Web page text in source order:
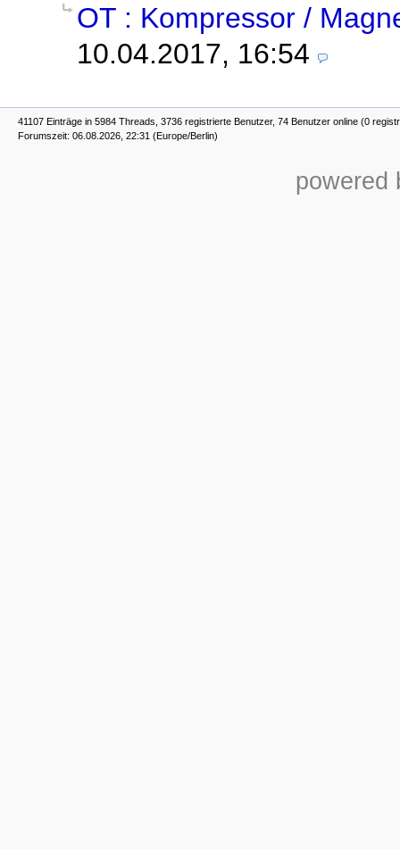
OT : Kompressor /
10.04.2017, 16:54
41107 Einträge in 5984 Threads, 3736 registrierte Benutzer, 74 Benutzer online (0
Forumszeit: 06.08.2026, 22:31 (Europe/Berlin)
powered